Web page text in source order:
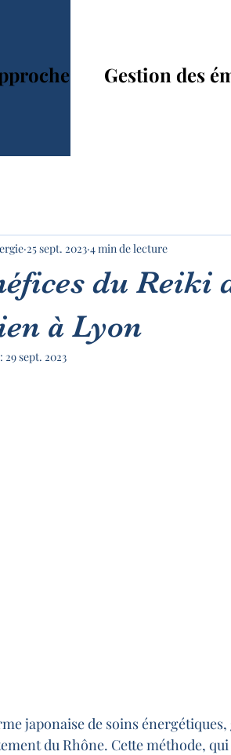
Gestion des
du Reiki
à Lyon
25 sept. 2023 4 min de lecture
29 sept. 2023
japonaise de soins
du Rhône. Cette méthode,